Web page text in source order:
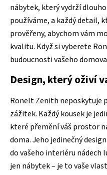
nábytek, který vydrží
používáme, a každý detail,
prověřeny, abychom vám
kvalitu. Když si vyberete
budoucnosti vašeho
Design, který oživí
Ronelt Zenith neposkytuje
zážitek. Každý kousek je
které přemění váš prostor
doma. Jeho jedinečný
do vašeho interiéru nádech
jen nábytek – je to vaše